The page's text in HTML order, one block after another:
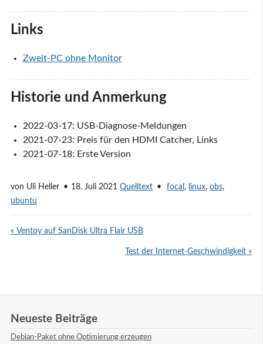
Links
Zweit-PC ohne Monitor
Historie und Anmerkung
2022-03-17: USB-Diagnose-Meldungen
2021-07-23: Preis für den HDMI Catcher, Links
2021-07-18: Erste Version
von Uli Heller 18. Juli 2021 Quelltext focal, linux,obs,
ubuntu
« Ventoy auf SanDisk Ultra Flair USB
Test der Internet-Geschwindigkeit »
Neueste Beiträge
Debian-Paket ohne Optimierung erzeugen